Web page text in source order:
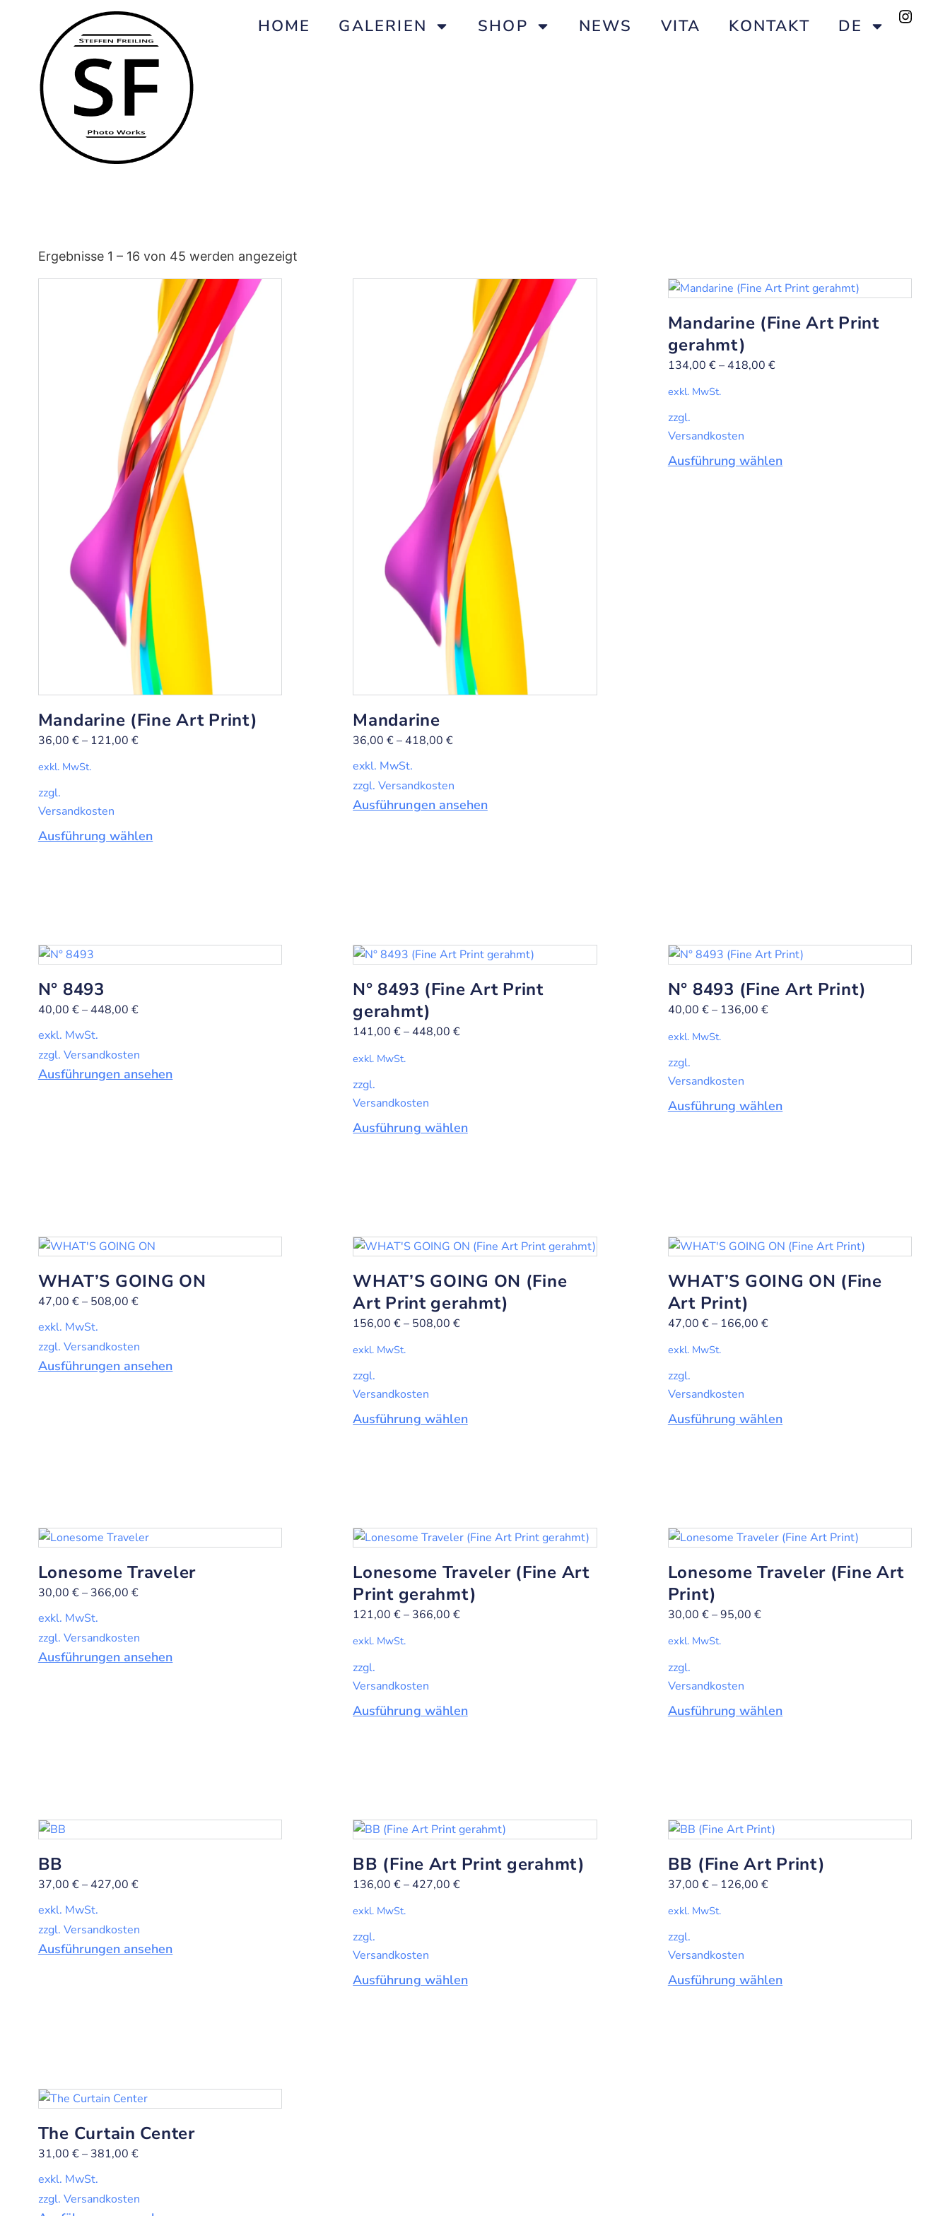
HOME GALERIEN SHOP NEWS VITA KONTAKT DE
Ergebnisse 1 – 16 von 45 werden angezeigt
Mandarine (Fine Art Print)
36,00 €– 121,00 €
exkl. MwSt.
zzgl.
Versandkosten
Ausführung wählen
Mandarine
36,00€– 418,00€
exkl. MwSt.
zzgl. Versandkosten
Ausführungen ansehen
Mandarine (Fine Art Print
gerahmt)
134,00 €– 418,00 €
exkl. MwSt.
zzgl.
Versandkosten
Ausführung wählen
N° 8493
40,00 €– 448,00 €
exkl. MwSt.
zzgl. Versandkosten
Ausführungen ansehen
N° 8493 (Fine Art Print
gerahmt)
141,00€– 448,00€
exkl. MwSt.
zzgl.
Versandkosten
Ausführung wählen
N° 8493 (Fine Art Print)
40,00 €– 136,00 €
exkl. MwSt.
zzgl.
Versandkosten
Ausführung wählen
WHAT’S GOING ON
47,00 €– 508,00 €
exkl. MwSt.
zzgl. Versandkosten
Ausführungen ansehen
WHAT’S GOING ON (Fine
Art Print gerahmt)
156,00€– 508,00€
exkl. MwSt.
zzgl.
Versandkosten
Ausführung wählen
WHAT’S GOING ON (Fine
Art Print)
47,00 €– 166,00 €
exkl. MwSt.
zzgl.
Versandkosten
Ausführung wählen
Lonesome Traveler
30,00 €– 366,00 €
exkl. MwSt.
zzgl. Versandkosten
Ausführungen ansehen
Lonesome Traveler (Fine Art
Print gerahmt)
121,00€– 366,00€
exkl. MwSt.
zzgl.
Versandkosten
Ausführung wählen
Lonesome Traveler (Fine Art
Print)
30,00 €–95,00 €
exkl. MwSt.
zzgl.
Versandkosten
Ausführung wählen
BB
37,00 €– 427,00 €
exkl. MwSt.
zzgl. Versandkosten
Ausführungen ansehen
BB (Fine Art Print gerahmt)
136,00€– 427,00€
exkl. MwSt.
zzgl.
Versandkosten
Ausführung wählen
BB (Fine Art Print)
37,00 €– 126,00 €
exkl. MwSt.
zzgl.
Versandkosten
Ausführung wählen
The Curtain Center
31,00 €– 381,00 €
exkl. MwSt.
zzgl. Versandkosten